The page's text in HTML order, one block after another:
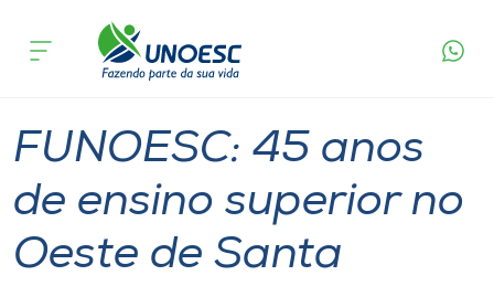
Cursos
Pesquisa
Atendimento ao Estudante
acontece
FUNOESC: 45 anos
de ensino superior no
Oeste de Santa